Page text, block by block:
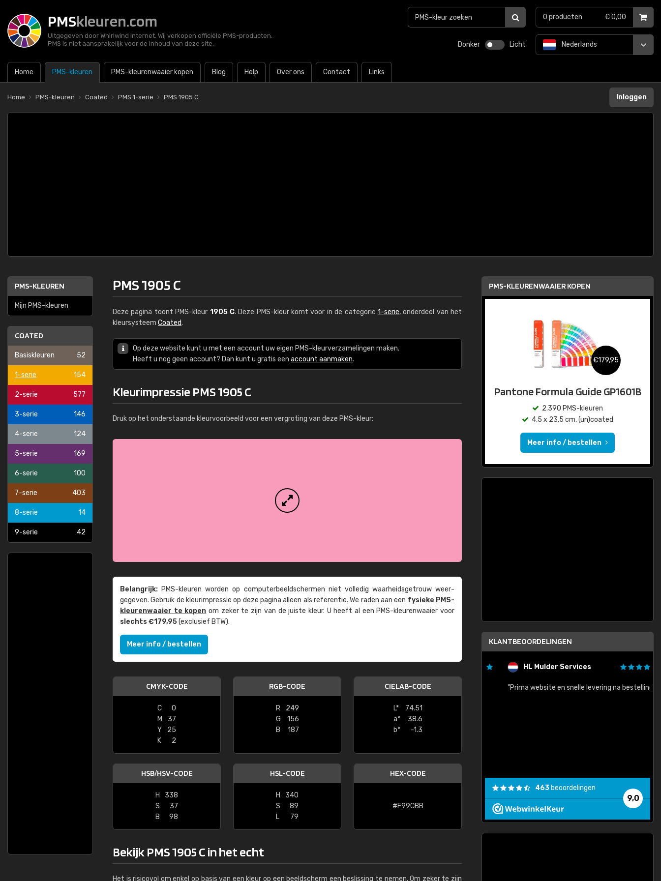
PMSkleuren.com
Uitgegeven door Whirlwind Internet. Wij verkopen officiële PMS-producten.
PMS is niet aansprakelijk voor de inhoud van deze site.
Donker Licht
Home PMS-kleuren PMS-kleurenwaaier kopen Blog Help Over ons Contact Links
Nederlands
0 producten € 0,00
Home PMS-kleuren Coated PMS 1-serie PMS 1905 C Inloggen
PMS-KLEUREN
Mijn PMS-kleuren
COATED
Basiskleuren 52
1-serie 154
2-serie 577
3-serie 146
4-serie 124
5-serie 169
6-serie 100
7-serie 403
8-serie 14
9-serie 42
PMS 1905 C
Deze pagina toont PMS-kleur 1905 C. Deze PMS-kleur komt voor in de categorie 1-serie, onderdeel van het
kleursysteem Coated.
Op deze website kunt u met een account uw eigen PMS-kleurverzamelingen maken.
Heeft u nog geen account? Dan kunt u gratis een account aanmaken.
Kleurimpressie PMS 1905 C
Druk op het onderstaande kleurvoorbeeld voor een vergroting van deze PMS-kleur:
Belangrijk: PMS-kleuren worden op computer­beeld­schermen niet volledig waarheids­­getrouw weer­
gegeven. Gebruik de kleur­impressie op deze pagina alleen als referentie. We raden aan een fysieke PMS-
kleuren­waaier te kopen om zeker te zijn van de juiste kleur. U heeft al een PMS-kleuren­waaier voor
slechts €179,95(exclusief BTW).
Meer info / bestellen
CMYK-CODE
C
0
M
37
Y
25
K
2
RGB-CODE
R
249
G
156
B
187
CIELAB-CODE
L*
74.51
a*
38.6
b*
-1.3
HSB/HSV-CODE
H
338
S
37
B
98
HSL-CODE
H
340
S
89
L
79
HEX-CODE
#F99CBB
Bekijk PMS 1905 C in het echt
Het is risicovol om enkel op basis van een kleur op een beeldscherm een beslissing te nemen. Om zeker te zijn
PMS-KLEURENWAAIER KOPEN
€179,95
Pantone Formula Guide GP1601B
2.390 PMS-kleuren
4,5 x 23,5 cm, (un)coated
Meer info / bestellen
KLANTBEOORDELINGEN
"Super snelle service en zeer betaalbaar!"
HL Mulder Services
"Prima website en snelle levering na bestelling"
9,0
463 beoordelingen